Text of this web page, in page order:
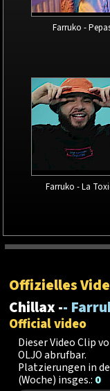
Farruko -
Farruko - La
Offizielles
Chillax --
Official video
Dieser Video Clip
OLJO abrufbar.
Platzierungen in
(Woche) insges.: 0